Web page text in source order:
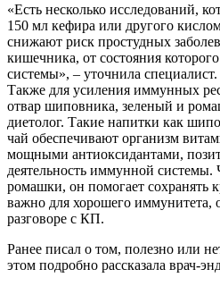
«Есть несколько исследований,
150 мл кефира или другого
снижают риск простудных
кишечника, от состояния
системы», – уточнила специалист.
Также для усиления иммунных
отвар шиповника, зеленый и
диетолог. Такие напитки как
чай обеспечивают организм
мощными антиоксидантами,
деятельность иммунной системы.
ромашки, он помогает сохранять
важно для хорошего иммунитета,
разговоре с КП.
Ранее писал о том, полезно или
этом подробно рассказала врач-